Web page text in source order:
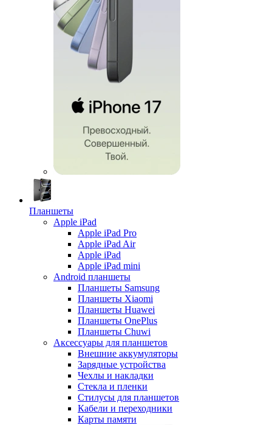
Планшеты
Apple iPad
Apple iPad Pro
Apple iPad Air
Apple iPad
Apple iPad mini
Android планшеты
Планшеты Samsung
Планшеты Xiaomi
Планшеты Huawei
Планшеты OnePlus
Планшеты Chuwi
Аксессуары для планшетов
Внешние аккумуляторы
Зарядные устройства
Чехлы и накладки
Стекла и пленки
Стилусы для планшетов
Кабели и переходники
Карты памяти